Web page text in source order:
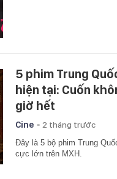
5 phim Trung
hiện tại: Cuốn
giờ hết
Cine - 2 tháng trước
Đây là 5 bộ phim Trung
cực lớn trên MXH.